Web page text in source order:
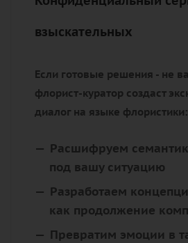
взыскательных
Если готовые решения - не
флорист-куратор создаст
диалог на языке флористики:
Расшифруем
под вашу ситуацию
Разработаем
как продолжение
Превратим эмоции в